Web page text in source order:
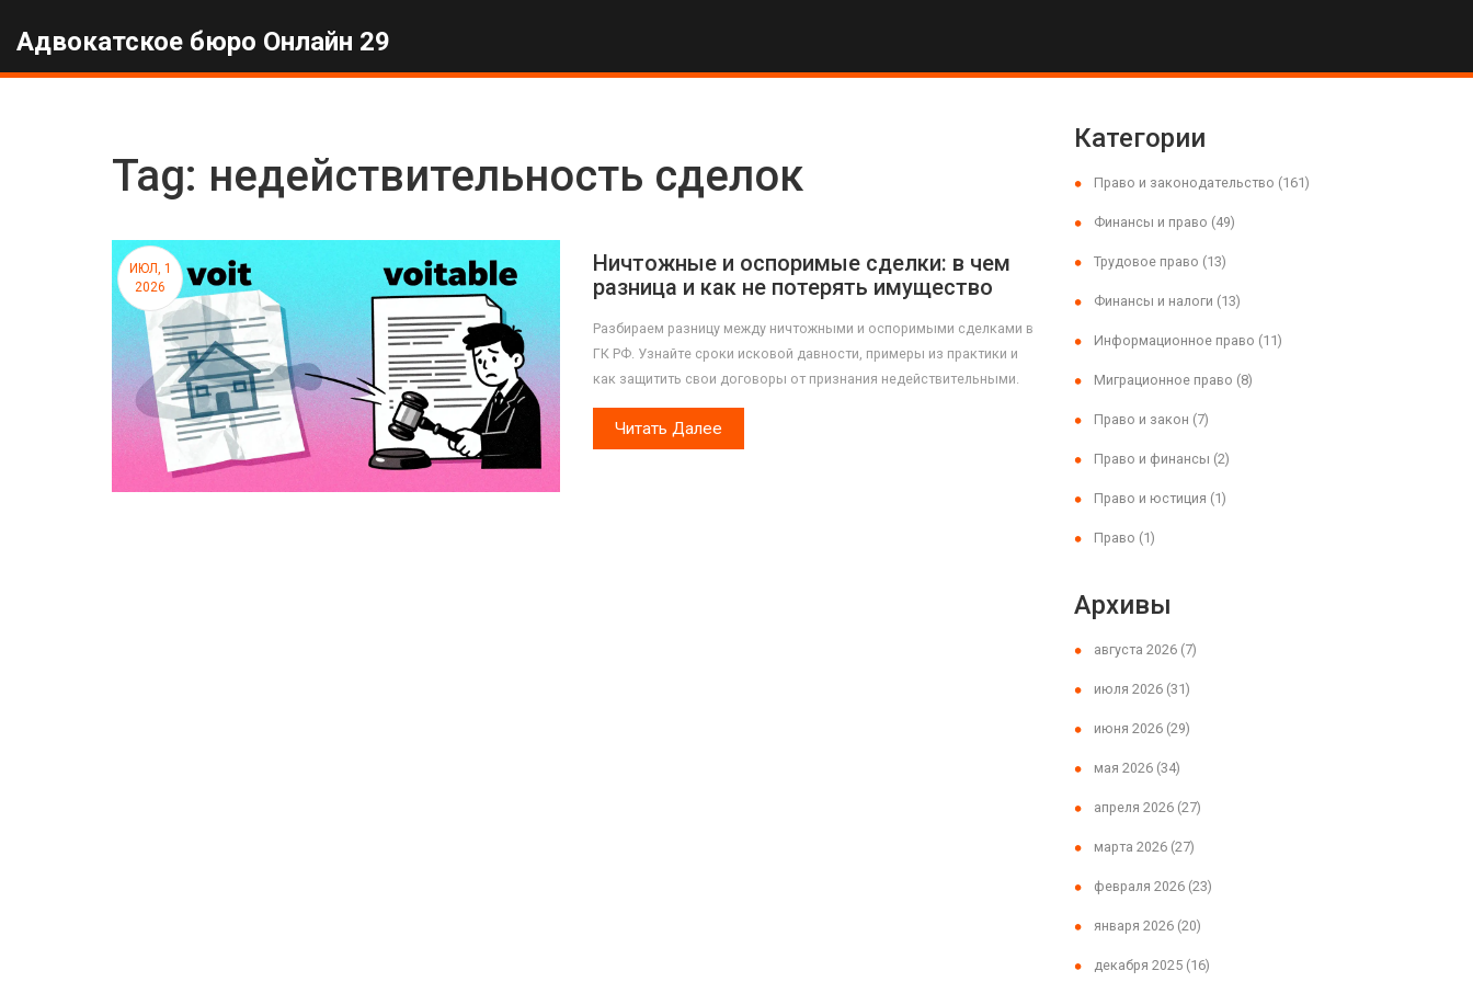
Адвокатское бюро Онлайн 29
Tag: недействительность сделок
ИЮЛ, 1
2026
Ничтожные и оспоримые сделки: в чем
разница и как не потерять имущество
Разбираем разницу между ничтожными и оспоримыми сделками в
ГК РФ. Узнайте сроки исковой давности, примеры из практики и
как защитить свои договоры от признания недействительными.
Читать Далее
Категории
Право и законодательство (161)
Финансы и право (49)
Трудовое право (13)
Финансы и налоги (13)
Информационное право (11)
Миграционное право (8)
Право и закон (7)
Право и финансы (2)
Право и юстиция (1)
Право (1)
Архивы
августа 2026 (7)
июля 2026 (31)
июня 2026 (29)
мая 2026 (34)
апреля 2026 (27)
марта 2026 (27)
февраля 2026 (23)
января 2026 (20)
декабря 2025 (16)